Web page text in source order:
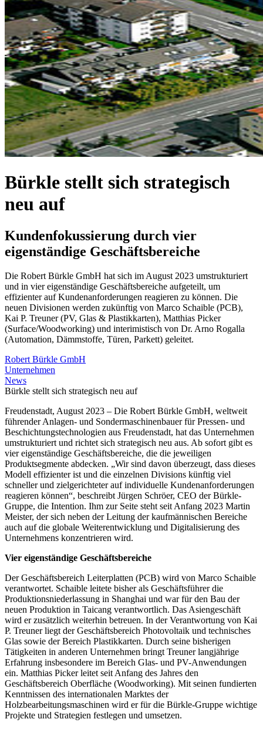
Bürkle stellt sich strategisch
neu auf
Kundenfokussierung durch vier
eigenständige Geschäftsbereiche
Die Robert Bürkle GmbH hat sich im August 2023 umstrukturiert
und in vier eigenständige Geschäftsbereiche aufgeteilt, um
effizienter auf Kundenanforderungen reagieren zu können. Die
neuen Divisionen werden zukünftig von Marco Schaible (PCB),
Kai P. Treuner (PV, Glas & Plastikkarten), Matthias Picker
(Surface/Woodworking) und interimistisch von Dr. Arno Rogalla
(Automation, Dämmstoffe, Türen, Parkett) geleitet.
Robert Bürkle GmbH
Unternehmen
News
Bürkle stellt sich strategisch neu auf
Freudenstadt, August 2023 – Die Robert Bürkle GmbH, weltweit
führender Anlagen- und Sondermaschinenbauer für Pressen- und
Beschichtungstechnologien aus Freudenstadt, hat das Unternehmen
umstrukturiert und richtet sich strategisch neu aus. Ab sofort gibt es
vier eigenständige Geschäftsbereiche, die die jeweiligen
Produktsegmente abdecken. „Wir sind davon überzeugt, dass dieses
Modell effizienter ist und die einzelnen Divisions künftig viel
schneller und zielgerichteter auf individuelle Kundenanforderungen
reagieren können“, beschreibt Jürgen Schröer, CEO der Bürkle-
Gruppe, die Intention. Ihm zur Seite steht seit Anfang 2023 Martin
Meister, der sich neben der Leitung der kaufmännischen Bereiche
auch auf die globale Weiterentwicklung und Digitalisierung des
Unternehmens konzentrieren wird.
Vier eigenständige Geschäftsbereiche
Der Geschäftsbereich Leiterplatten (PCB) wird von Marco Schaible
verantwortet. Schaible leitete bisher als Geschäftsführer die
Produktionsniederlassung in Shanghai und war für den Bau der
neuen Produktion in Taicang verantwortlich. Das Asiengeschäft
wird er zusätzlich weiterhin betreuen. In der Verantwortung von Kai
P. Treuner liegt der Geschäftsbereich Photovoltaik und technisches
Glas sowie der Bereich Plastikkarten. Durch seine bisherigen
Tätigkeiten in anderen Unternehmen bringt Treuner langjährige
Erfahrung insbesondere im Bereich Glas- und PV-Anwendungen
ein. Matthias Picker leitet seit Anfang des Jahres den
Geschäftsbereich Oberfläche (Woodworking). Mit seinen fundierten
Kenntnissen des internationalen Marktes der
Holzbearbeitungsmaschinen wird er für die Bürkle-Gruppe wichtige
Projekte und Strategien festlegen und umsetzen.